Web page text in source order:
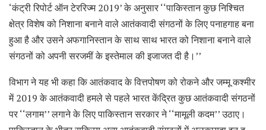
‘कंट्री रिपोर्ट ऑन टेररिज्म 2019’ के अनुसार ‘‘पाकिस्तान कुछ निश्चित
क्षेत्र विशेष को निशाना बनाने वाले आतंकवादी संगठनों के लिए पनाहगाह बना
हुआ है और उसने अफगानिस्तान के साथ साथ भारत को निशाना बनाने वाले
संगठनों को अपनी सरजमीं के इस्तेमाल की इजाजत दी है।’’
विभाग ने यह भी कहा कि आतंकवाद के वित्तपोषण को रोकने और जम्मू कश्मीर
में 2019 के आतंकवादी हमले से पहले भारत केंद्रित कुछ आतंकवादी संगठनों
पर ‘‘लगाम’’ लगाने के लिए पाकिस्तान सरकार ने ‘‘मामूली कदम’’ उठाए।